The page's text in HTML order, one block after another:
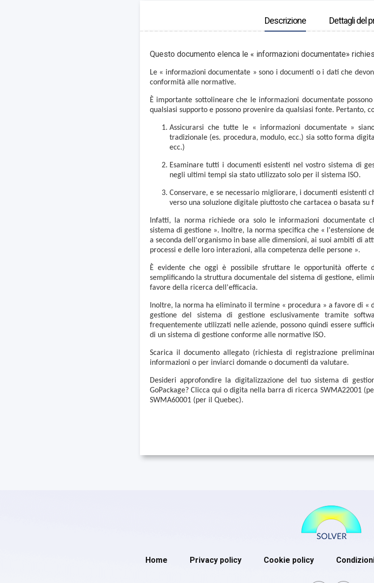
Descrizione Dettagli del
Questo documento elenca le « informazioni documentate»
Le « informazioni documentate » sono i documenti o i dati che
conformità alle normative.
È importante sottolineare che le informazioni documentate
qualsiasi supporto e possono provenire da qualsiasi fonte. Pertanto,
Assicurarsi che tutte le « informazioni documentate »
tradizionale (es. procedura, modulo, ecc.) sia sotto forma
ecc.)
Esaminare tutti i documenti esistenti nel vostro sistema di
negli ultimi tempi sia stato utilizzato solo per il sistema ISO.
Conservare, e se necessario migliorare, i documenti esistenti
verso una soluzione digitale piuttosto che cartacea o basata su
Infatti, la norma richiede ora solo le informazioni documentate
sistema di gestione ». Inoltre, la norma specifica che « l'estensione
a seconda dell'organismo in base alle dimensioni, ai suoi ambiti di
processi e delle loro interazioni, alla competenza delle persone ».
È evidente che oggi è possibile sfruttare le opportunità offerte
semplificando la struttura documentale del sistema di gestione,
favore della ricerca dell'efficacia.
Inoltre, la norma ha eliminato il termine « procedura » a favore di «
gestione del sistema di gestione esclusivamente tramite
frequentemente utilizzati nelle aziende, possono quindi essere
di un sistema di gestione conforme alle normative ISO.
Scarica il documento allegato (richiesta di registrazione
informazioni o per inviarci domande o documenti da valutare.
Desideri approfondire la digitalizzazione del tuo sistema di
GoPackage? Clicca qui o digita nella barra di ricerca SWMA22001
SWMA60001 (per il Quebec).
Home Privacy policy Cookie policy